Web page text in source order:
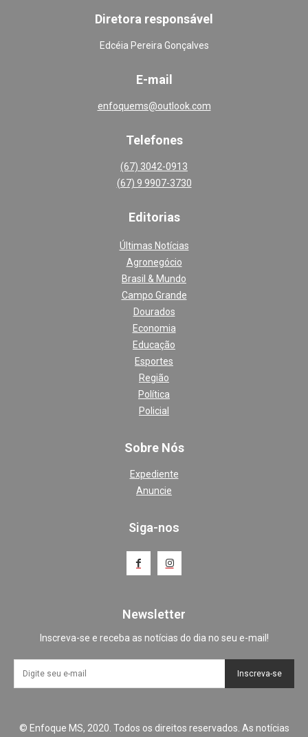
Diretora responsável
Edcéia Pereira Gonçalves
E-mail
enfoquems@outlook.com
Telefones
(67) 3042-0913
(67) 9 9907-3730
Editorias
Últimas Notícias
Agronegócio
Brasil & Mundo
Campo Grande
Dourados
Economia
Educação
Esportes
Região
Política
Policial
Sobre Nós
Expediente
Anuncie
Siga-nos
Newsletter
Inscreva-se e receba as notícias do dia no seu e-mail!
Inscreva-se
© Enfoque MS, 2020. Todos os direitos reservados. As notícias